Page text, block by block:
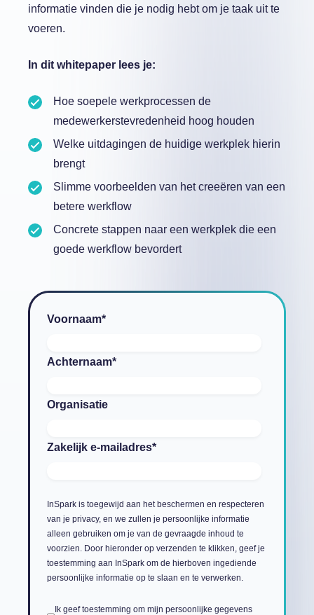
informatie vinden die je nodig hebt om je taak uit te
voeren.
In dit whitepaper lees je:
Hoe soepele werkprocessen de
medewerkerstevredenheid hoog houden
Welke uitdagingen de huidige werkplek hierin
brengt
Slimme voorbeelden van het creeëren van een
betere werkflow
Concrete stappen naar een werkplek die een
goede werkflow bevordert
Voornaam*
Achternaam*
Organisatie
Zakelijk e-mailadres*
InSpark is toegewijd aan het beschermen en respecteren
van je privacy, en we zullen je persoonlijke informatie
alleen gebruiken om je van de gevraagde inhoud te
voorzien. Door hieronder op verzenden te klikken, geef je
toestemming aan InSpark om de hierboven ingediende
persoonlijke informatie op te slaan en te verwerken.
Ik geef toestemming om mijn persoonlijke gegevens